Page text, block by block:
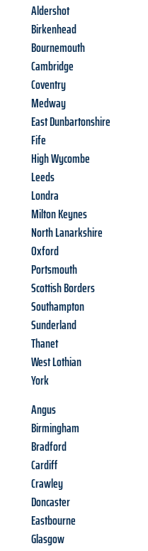
Aldershot
Birkenhead
Bournemouth
Cambridge
Coventry
Medway
East Dunbartonshire
Fife
High Wycombe
Leeds
Londra
Milton Keynes
North Lanarkshire
Oxford
Portsmouth
Scottish Borders
Southampton
Sunderland
Thanet
West Lothian
York
Angus
Birmingham
Bradford
Cardiff
Crawley
Doncaster
Eastbourne
Glasgow